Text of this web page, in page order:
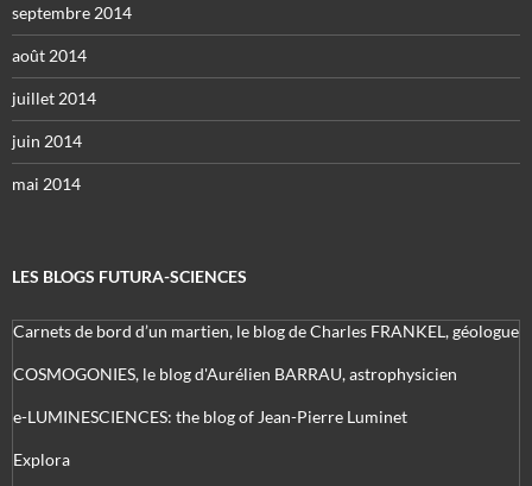
septembre 2014
août 2014
juillet 2014
juin 2014
mai 2014
LES BLOGS FUTURA-SCIENCES
Carnets de bord d’un martien, le blog de Charles FRANKEL, géologue
COSMOGONIES, le blog d'Aurélien BARRAU, astrophysicien
e-LUMINESCIENCES: the blog of Jean-Pierre Luminet
Explora